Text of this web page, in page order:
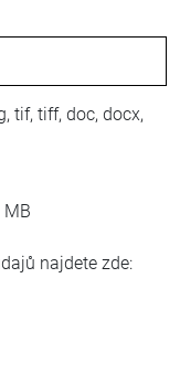
tif, tiff, doc, docx,
MB
najdete zde: